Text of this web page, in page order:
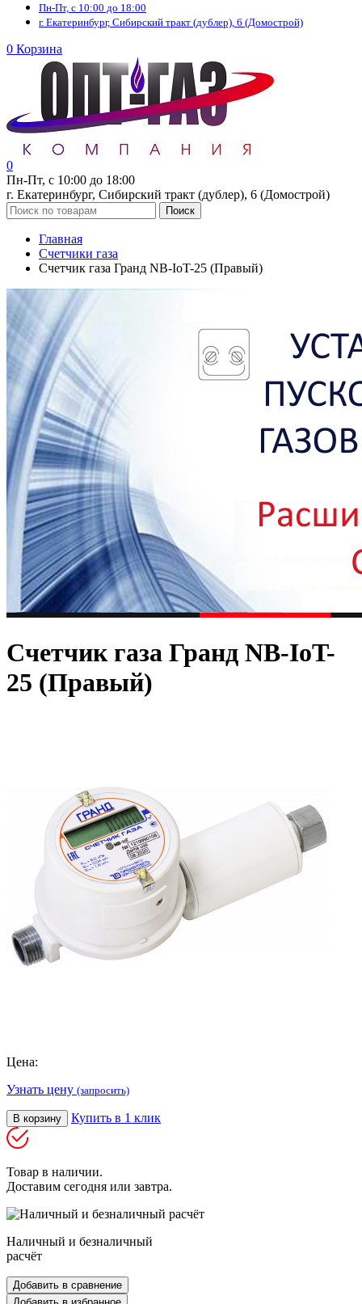
Пн-Пт, с 10:00 до 18:00
г. Екатеринбург, Сибирский тракт (дублер), 6 (Домострой)
0 Корзина
0
Пн-Пт, с 10:00 до 18:00
г. Екатеринбург, Сибирский тракт (дублер), 6 (Домострой)
Поиск
Главная
Счетчики газа
Счетчик газа Гранд NB-IoT-25 (Правый)
Счетчик газа Гранд NB-IoT-
25 (Правый)
Цена:
Узнать цену (запросить)
В корзину Купить в 1 клик
Товар в наличии.
Доставим сегодня или завтра.
Наличный и безналичный
расчёт
Добавить в сравнение